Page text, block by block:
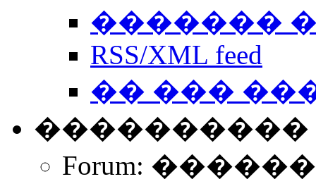
�������
RSS/XML feed
�� ���
����������
Forum: